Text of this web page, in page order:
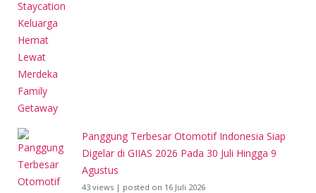
Panggung Terbesar Otomotif Indonesia Siap
Digelar di GIIAS 2026 Pada 30 Juli Hingga 9
Agustus
43 views | posted on 16 Juli 2026